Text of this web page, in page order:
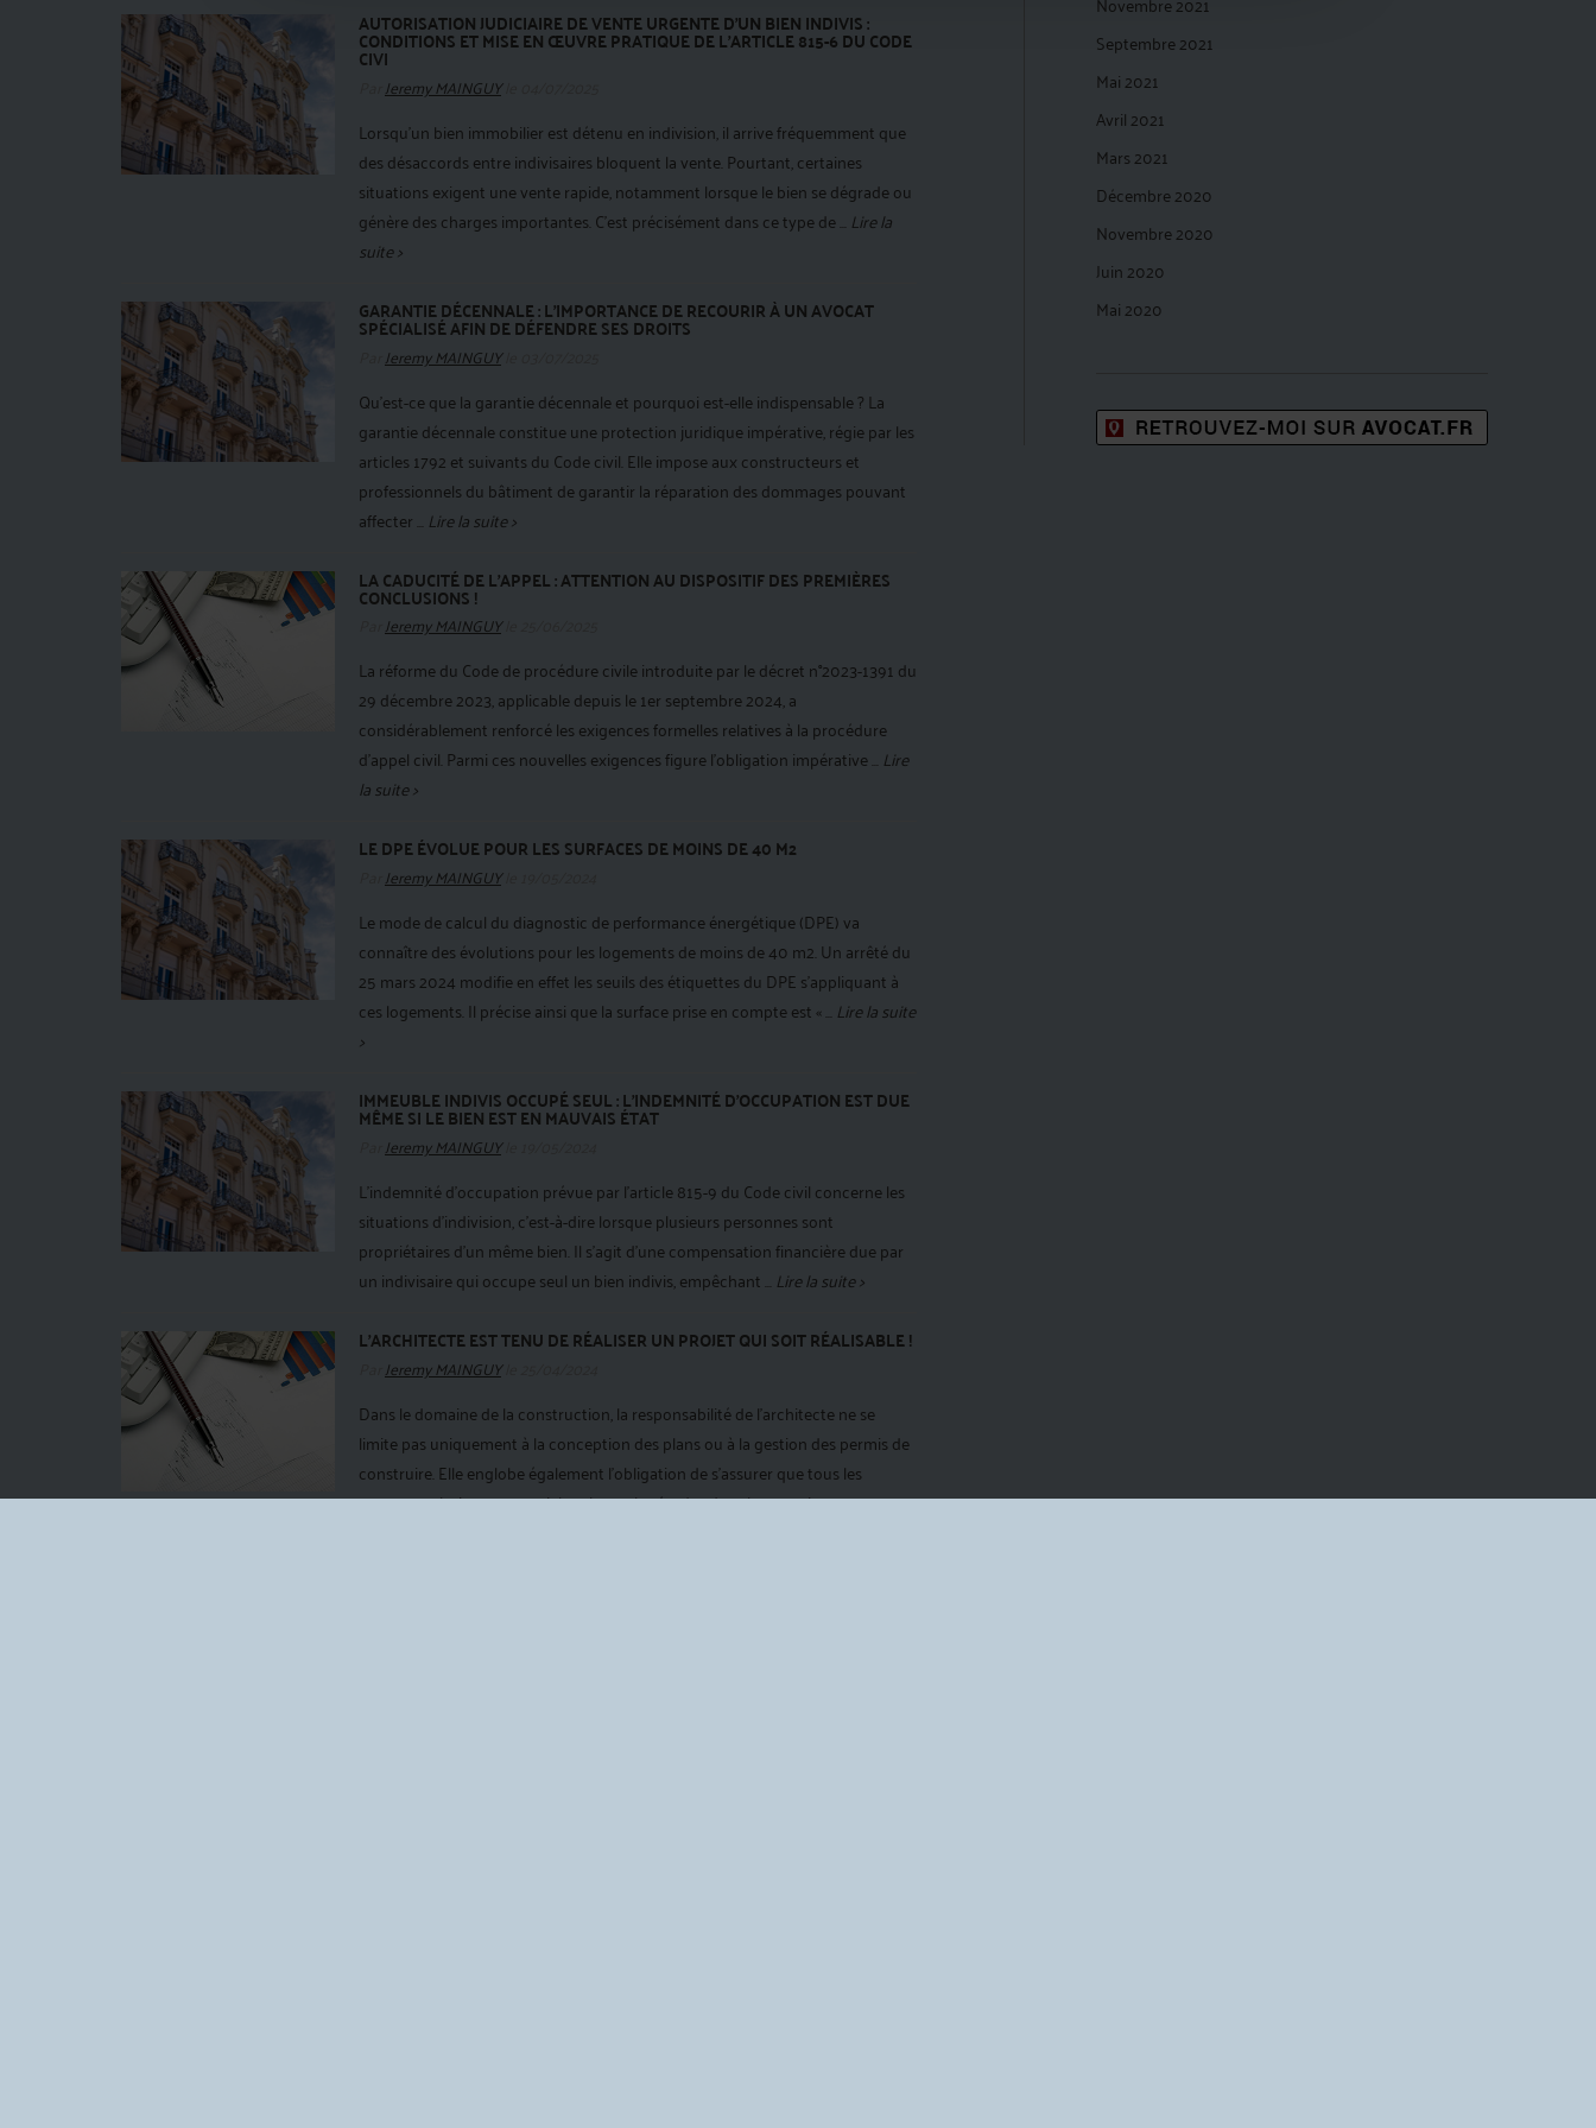
AUTORISATION JUDICIAIRE DE VENTE URGENTE D'UN BIEN INDIVIS :
CONDITIONS ET MISE EN ŒUVRE PRATIQUE DE L'ARTICLE 815-6 DU CODE
CIVI
Jeremy MAINGUYle 04/07/2025
Lorsqu’un bien immobilier est détenu en indivision, il arrive fréquemment que
des désaccords entre indivisaires bloquent la vente. Pourtant, certaines
situations exigent une vente rapide, notamment lorsque le bien se dégrade ou
génère des charges importantes. C'est précisément dans ce type de ... Lire la
suite >
GARANTIE DÉCENNALE : L'IMPORTANCE DE RECOURIR À UN AVOCAT
SPÉCIALISÉ AFIN DE DÉFENDRE SES DROITS
Jeremy MAINGUYle 03/07/2025
Qu’est-ce que la garantie décennale et pourquoi est-elle indispensable ? La
garantie décennale constitue une protection juridique impérative, régie par les
articles 1792 et suivants du Code civil. Elle impose aux constructeurs et
professionnels du bâtiment de garantir la réparation des dommages pouvant
affecter ... Lire la suite >
LA CADUCITÉ DE L’APPEL : ATTENTION AU DISPOSITIF DES PREMIÈRES
CONCLUSIONS !
Jeremy MAINGUYle 25/06/2025
La réforme du Code de procédure civile introduite par le décret n°2023-1391 du
29 décembre 2023, applicable depuis le 1er septembre 2024, a
considérablement renforcé les exigences formelles relatives à la procédure
d’appel civil. Parmi ces nouvelles exigences figure l’obligation impérative ... Lire
la suite >
LE DPE ÉVOLUE POUR LES SURFACES DE MOINS DE 40 M2
Jeremy MAINGUYle 19/05/2024
Le mode de calcul du diagnostic de performance énergétique (DPE) va
connaître des évolutions pour les logements de moins de 40 m2. Un arrêté du
25 mars 2024 modifie en effet les seuils des étiquettes du DPE s'appliquant à
ces logements. Il précise ainsi que la surface prise en compte est « ... Lire la suite
>
IMMEUBLE INDIVIS OCCUPÉ SEUL : L'INDEMNITÉ D'OCCUPATION EST DUE
MÊME SI LE BIEN EST EN MAUVAIS ÉTAT
Jeremy MAINGUYle 19/05/2024
L'indemnité d'occupation prévue par l'article 815-9 du Code civil concerne les
situations d'indivision, c'est-à-dire lorsque plusieurs personnes sont
propriétaires d'un même bien. Il s'agit d'une compensation financière due par
un indivisaire qui occupe seul un bien indivis, empêchant ... Lire la suite >
L’ARCHITECTE EST TENU DE RÉALISER UN PROJET QUI SOIT RÉALISABLE !
Jeremy MAINGUYle 25/04/2024
Dans le domaine de la construction, la responsabilité de l'architecte ne se
limite pas uniquement à la conception des plans ou à la gestion des permis de
construire. Elle englobe également l'obligation de s'assurer que tous les
aspects techniques essentiels, tels que les études de sol, sont pris en compte
Septembre 2021
Mai 2021
Avril 2021
Mars 2021
Décembre 2020
Novembre 2020
Juin 2020
Mai 2020